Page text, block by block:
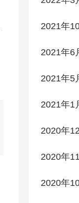
2021年
2021年6
2021年5
2021年1
2020年
2020年
2020年